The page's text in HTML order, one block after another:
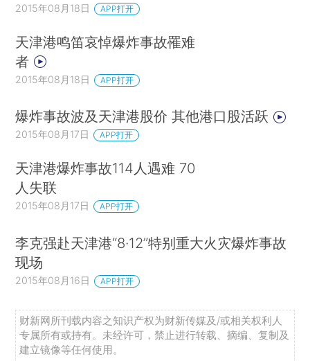
2015年08月18日 APP打开
天津港鸣笛哀悼爆炸事故罹难
者
2015年08月18日 APP打开
爆炸事故波及天津港股价 其他港口股活跃
2015年08月17日 APP打开
天津港爆炸事故114人遇难 70
人失联
2015年08月17日 APP打开
李克强赴天津港“8·12”特别重大火灾爆炸事故
现场
2015年08月16日 APP打开
财新网所刊载内容之知识产权为财新传媒及/或相关权利人
专属所有或持有。未经许可，禁止进行转载、摘编、复制及
建立镜像等任何使用。